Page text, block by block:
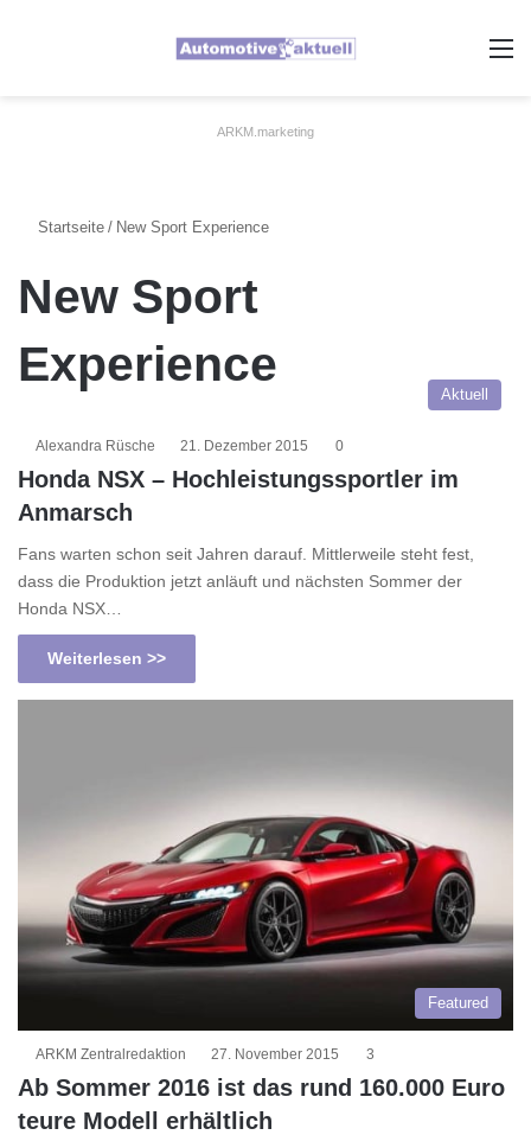
ARKM.marketing
Startseite / New Sport Experience
New Sport
Experience
Aktuell
Alexandra Rüsche 21. Dezember 2015 0
Honda NSX – Hochleistungssportler im
Anmarsch
Fans warten schon seit Jahren darauf. Mittlerweile steht fest,
dass die Produktion jetzt anläuft und nächsten Sommer der
Honda NSX…
Weiterlesen >>
Featured
ARKM Zentralredaktion 27. November 2015 3
Ab Sommer 2016 ist das rund 160.000 Euro
teure Modell erhältlich